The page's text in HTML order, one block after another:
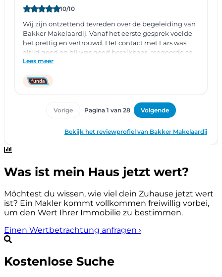
Was ist mein Haus jetzt wert?
Möchtest du wissen, wie viel dein Zuhause jetzt wert
ist? Ein Makler kommt vollkommen freiwillig vorbei,
um den Wert Ihrer Immobilie zu bestimmen.
Einen Wertbetrachtung anfragen ›
Kostenlose Suche